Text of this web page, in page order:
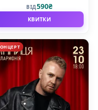
ВІД590₴
КВИТКИ